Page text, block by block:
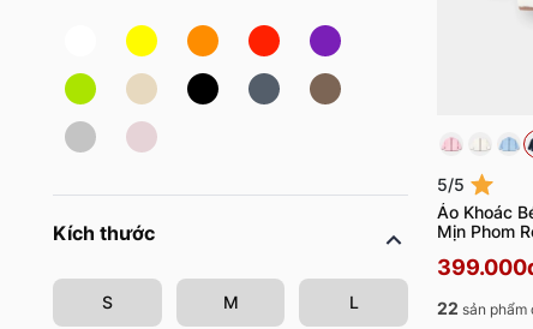
Kích thước
S M L
5/5
Áo Khoác
Mịn Phom
22 sản phẩm